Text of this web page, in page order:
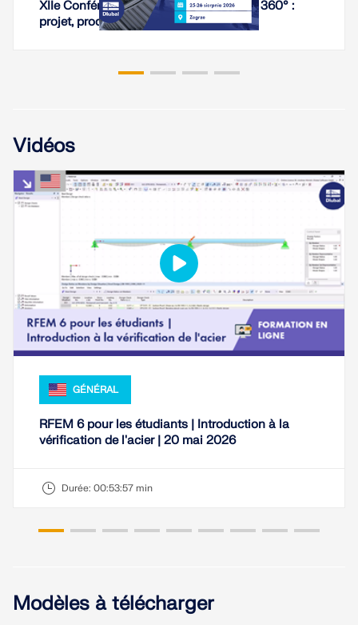
XIIe Conférence Technique PIKS - Acier 360° :
projet, production, montage
Vidéos
GÉNÉRAL
RFEM 6 pour les étudiants | Introduction à la
vérification de l'acier | 20 mai 2026
Durée: 00:53:57 min
Modèles à télécharger